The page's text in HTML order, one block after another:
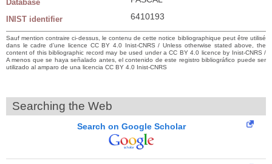
Database
INIST identifier 6410193
Sauf mention contraire ci-dessus, le contenu de cette notice bibliographique peut être utilisé
dans le cadre d’une licence CC BY 4.0 Inist-CNRS / Unless otherwise stated above, the
content of this bibliographic record may be used under a CC BY 4.0 licence by Inist-CNRS /
A menos que se haya señalado antes, el contenido de este registro bibliográfico puede ser
utilizado al amparo de una licencia CC BY 4.0 Inist-CNRS
Searching the Web
Search on Google Scholar